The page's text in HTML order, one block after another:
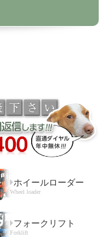
ホイールローダー
Wheel loader
フォークリフト
Forklift